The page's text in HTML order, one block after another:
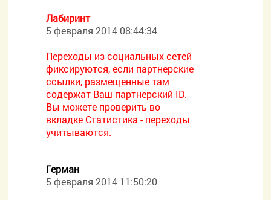
Лабиринт
5 февраля 2014 08:44:34
Переходы из социальных сетей
фиксируются, если партнерские
ссылки, размещенные там
содержат Ваш партнерский ID.
Вы можете проверить во
вкладке Статистика - переходы
учитываются.
Герман
5 февраля 2014 11:50:20